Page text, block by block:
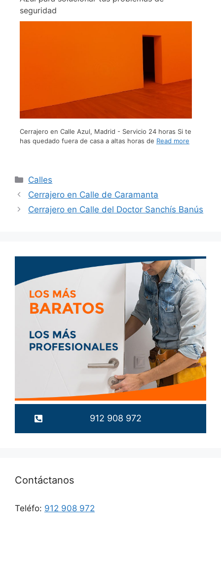
seguridad
Cerrajero en Calle Azul, Madrid - Servicio 24 horas Si te
has quedado fuera de casa a altas horas de Read more
Calles
Cerrajero en Calle de Caramanta
Cerrajero en Calle del Doctor Sanchís Banús
912 908 972
Contáctanos
Teléfo: 912 908 972